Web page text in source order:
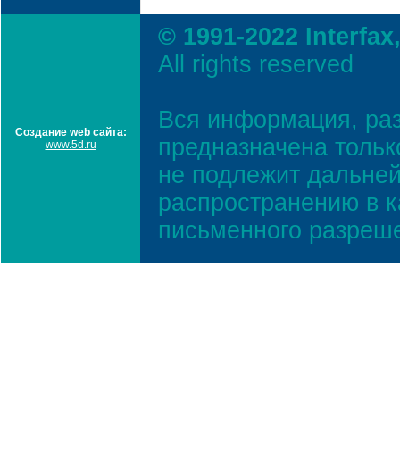
Создание web сайта:
www.5d.ru
© 1991-2022
All rights reserved
Вся информация,
предназначена
не подлежит
распространению в
письменного